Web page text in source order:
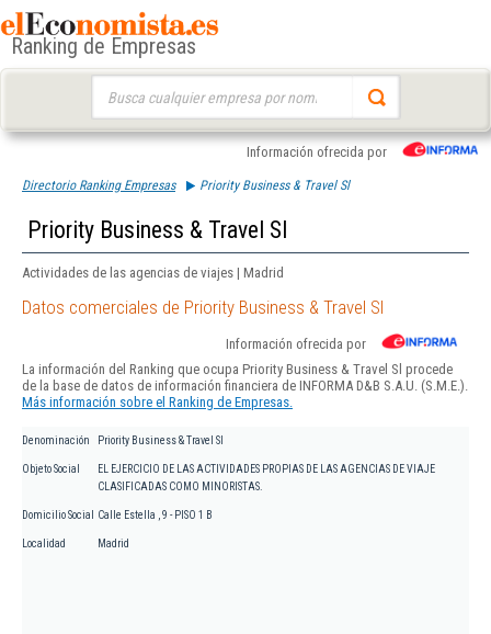
Ranking de Empresas
Información ofrecida por
Directorio Ranking Empresas Priority Business & Travel Sl
Priority Business & Travel Sl
Actividades de las agencias de viajes | Madrid
Datos comerciales de Priority Business & Travel Sl
Información ofrecida por
La información del Ranking que ocupa Priority Business & Travel Sl procede
de la base de datos de información financiera de INFORMA D&B S.A.U. (S.M.E.).
Más información sobre el Ranking de Empresas.
Denominación Priority Business & Travel Sl
Objeto Social
EL EJERCICIO DE LAS ACTIVIDADES PROPIAS DE LAS AGENCIAS DE VIAJE
CLASIFICADAS COMO MINORISTAS.
Domicilio Social Calle Estella , 9 - PISO 1 B
Localidad Madrid